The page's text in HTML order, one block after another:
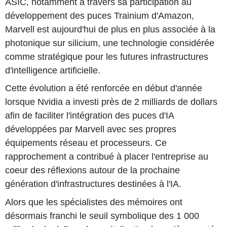
développement des puces Trainium d'Amazon,
Marvell est aujourd'hui de plus en plus associée à la
photonique sur silicium, une technologie considérée
comme stratégique pour les futures infrastructures
d'intelligence artificielle.
Cette évolution a été renforcée en début d'année
lorsque Nvidia a investi près de 2 milliards de dollars
afin de faciliter l'intégration des puces d'IA
développées par Marvell avec ses propres
équipements réseau et processeurs. Ce
rapprochement a contribué à placer l'entreprise au
coeur des réflexions autour de la prochaine
génération d'infrastructures destinées à l'IA.
Alors que les spécialistes des mémoires ont
désormais franchi le seuil symbolique des 1 000